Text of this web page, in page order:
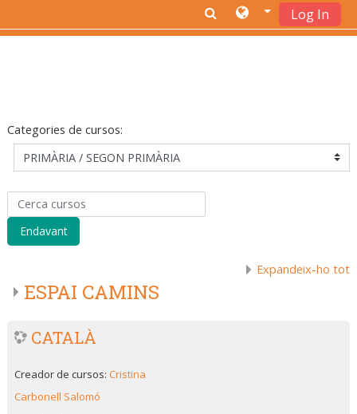
Log In
Categories de cursos:
Cerca cursos
Endavant
Expandeix-ho tot
ESPAI CAMINS
CATALÀ
Creador de cursos:Cristina
Carbonell Salomó